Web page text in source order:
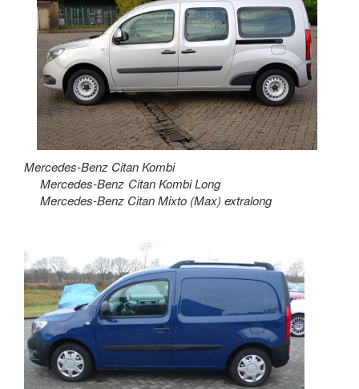
Mercedes-Benz Citan Kombi
Mercedes-Benz Citan Kombi Long
Mercedes-Benz Citan Mixto (Max) extralong